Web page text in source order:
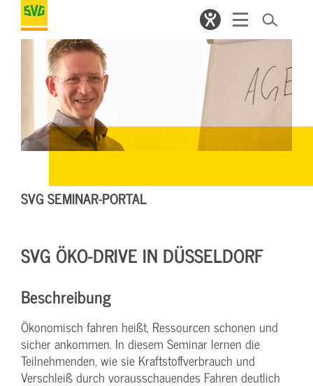
SVG SEMINAR-PORTAL
SVG ÖKO-DRIVE IN DÜSSELDORF
Beschreibung
Ökonomisch fahren heißt, Ressourcen schonen und
sicher ankommen. In diesem Seminar lernen die
Teilnehmenden, wie sie Kraftstoffverbrauch und
Verschleiß durch vorausschauendes Fahren deutlich